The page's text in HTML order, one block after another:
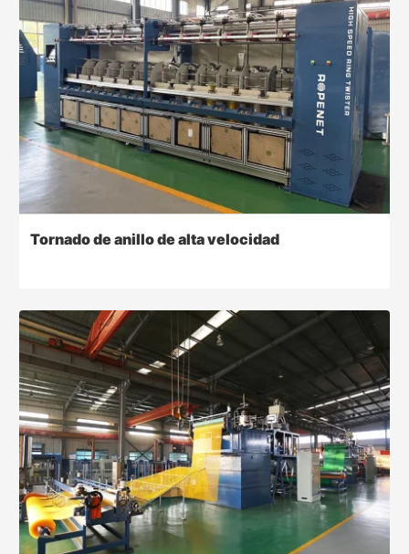
Tornado de anillo de alta velocidad